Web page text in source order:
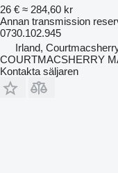
26 € ≈ 284,60 kr
Annan transmission
0730.102.945
Irland,
COURTMACSHERRY
Kontakta säljaren